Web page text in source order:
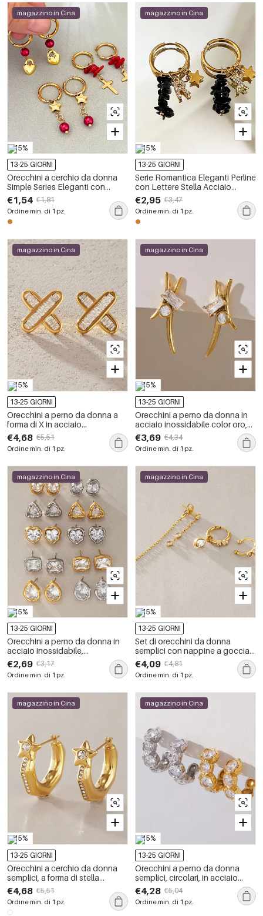
-15%
magazzino in Cina
13-25 GIORNI
Orecchini a cerchio da donna
Simple Series Eleganti con
perline a forma di cuore e croce,
in acciaio inossidabile,
impermeabili, color oro e pietra
naturale.
€1,54 €1,81
Ordine min. di 1 pz.
-15%
magazzino in Cina
13-25 GIORNI
Serie Romantica Eleganti Perline
con Lettere Stella Acciaio
Inossidabile Impermeabile
Colore Oro Pietra Naturale
Orecchini a Cerchio da Donna
€2,95 €3,47
Ordine min. di 1 pz.
-15%
magazzino in Cina
13-25 GIORNI
Orecchini a perno da donna a
forma di X in acciaio
inossidabile, impermeabili, color
oro, con zirconi.
€4,68 €5,51
Ordine min. di 1 pz.
-15%
magazzino in Cina
13-25 GIORNI
Orecchini a perno da donna in
acciaio inossidabile color oro,
impermeabili, dalla forma
geometrica semplice e con
zirconi.
€3,69 €4,34
Ordine min. di 1 pz.
-15%
magazzino in Cina
13-25 GIORNI
Orecchini a perno da donna in
acciaio inossidabile,
impermeabili, a forma
geometrica di cuore con zirconi.
€2,69 €3,17
Ordine min. di 1 pz.
-15%
magazzino in Cina
13-25 GIORNI
Set di orecchini da donna
semplici con nappine a goccia
in acciaio inossidabile
impermeabile color oro.
€4,09 €4,81
Ordine min. di 1 pz.
-15%
magazzino in Cina
13-25 GIORNI
Orecchini a cerchio da donna
semplici, a forma di stella
geometrica, in acciaio
inossidabile, impermeabili, color
oro, con strass.
€4,68 €5,51
Ordine min. di 1 pz.
-15%
magazzino in Cina
13-25 GIORNI
Orecchini a perno da donna
semplici, circolari, in acciaio
inossidabile, impermeabili, color
oro, con zirconi.
€4,28 €5,04
Ordine min. di 1 pz.